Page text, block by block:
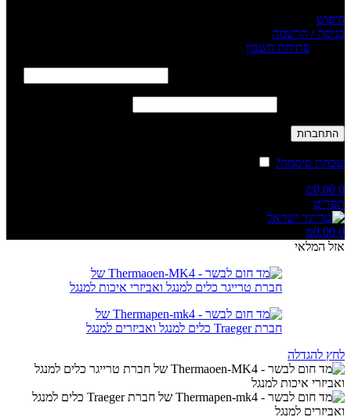
חיפוש
כניסה / הרשמה
פתיחת חשבון
התחברות
שכחת סיסמה?
0
₪0.00
תפריט
0
₪0.00
אזל המלאי
לחץ להגדלה